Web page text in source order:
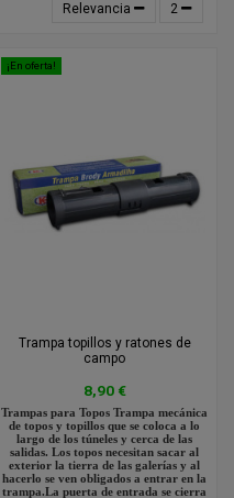
Relevancia 2
¡En oferta!
Trampa topillos y ratones de
campo
8,90 €
Trampas para Topos Trampa mecánica
de topos y topillos que se coloca a lo
largo de los túneles y cerca de las
salidas. Los topos necesitan sacar al
exterior la tierra de las galerías y al
hacerlo se ven obligados a entrar en la
trampa.La puerta de entrada se cierra